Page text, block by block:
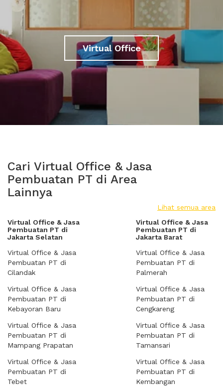
Virtual Office
Cari Virtual Office & Jasa
Pembuatan PT di Area
Lainnya
Lihat semua area
Virtual Office & Jasa
Pembuatan PT di
Jakarta Selatan
Virtual Office & Jasa
Pembuatan PT di
Cilandak
Virtual Office & Jasa
Pembuatan PT di
Kebayoran Baru
Virtual Office & Jasa
Pembuatan PT di
Mampang Prapatan
Virtual Office & Jasa
Pembuatan PT di
Tebet
Virtual Office & Jasa
Pembuatan PT di
Jakarta Barat
Virtual Office & Jasa
Pembuatan PT di
Palmerah
Virtual Office & Jasa
Pembuatan PT di
Cengkareng
Virtual Office & Jasa
Pembuatan PT di
Tamansari
Virtual Office & Jasa
Pembuatan PT di
Kembangan